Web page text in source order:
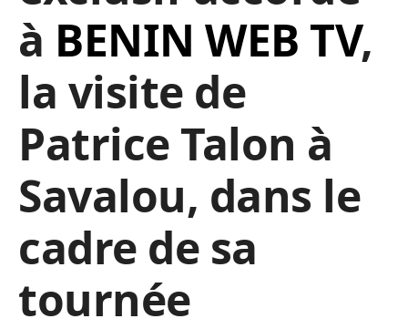
à BENIN WEB TV,
la visite de
Patrice Talon à
Savalou, dans le
cadre de sa
tournée